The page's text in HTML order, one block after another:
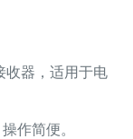
收器，适用于电
作简便。